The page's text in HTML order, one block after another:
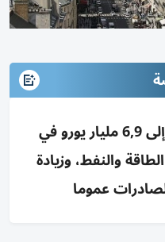
اتسع عجز فرنسا التجاري إلى 6,9 مليار يورو في
والنفط، وزيادة
عموما